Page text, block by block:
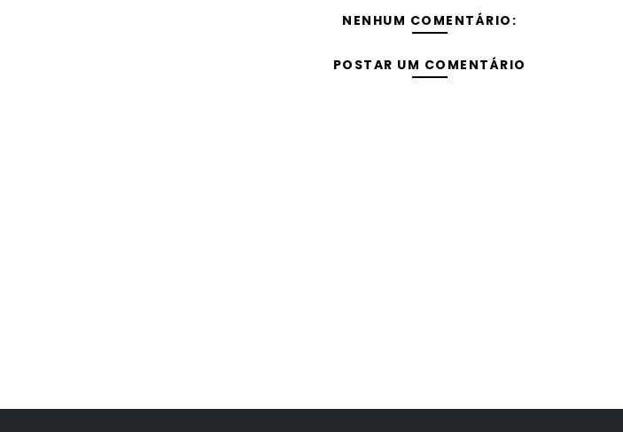
NENHUM COMENTÁRIO:
POSTAR UM COMENTÁRIO